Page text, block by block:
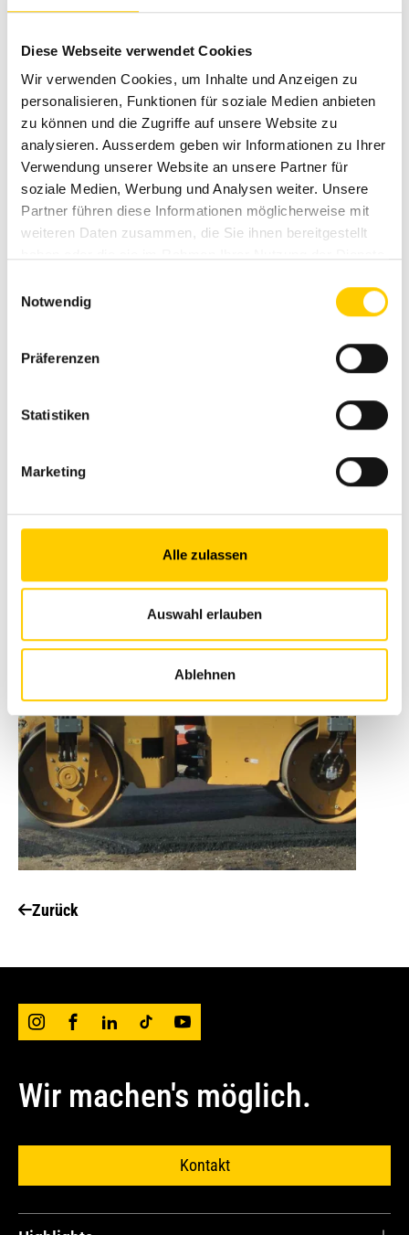
Diese Webseite verwendet Cookies
Wir verwenden Cookies, um Inhalte und Anzeigen zu
personalisieren, Funktionen für soziale Medien anbieten
zu können und die Zugriffe auf unsere Website zu
analysieren. Ausserdem geben wir Informationen zu Ihrer
Verwendung unserer Website an unsere Partner für
soziale Medien, Werbung und Analysen weiter. Unsere
Partner führen diese Informationen möglicherweise mit
weiteren Daten zusammen, die Sie ihnen bereitgestellt
Notwendig
Präferenzen
Statistiken
Marketing
Alle zulassen
Auswahl erlauben
Ablehnen
Optimale Arbeitsbedingungen
Die Sichtverhältnisse auf die Bandagen sind dank
schlankem Gehäusedesign optimal. Der Komfort wird
durch den Schiebesitz bei den Kompaktwalzen verbessert.
Ein LCD-Display und Tasten für die Steuerung bieten eine
rundum komfortable Bedienungsumgebung.
Das neu entwickelte Pendelgelenk sorgt für einen
optimalen Kontakt auf der Einbaubahn und eine sehr gute
Manövrierfähigkeit auf unebenen Oberflächen. Das
intuitive Bedienelement ermöglicht es jedem Maschinist
Nachhaltige Vorteile
Sparmodus (ECO-Mode), welcher den Schalldruckpegel,
reduziert.
Zurück
Wir machen's möglich.
Kontakt